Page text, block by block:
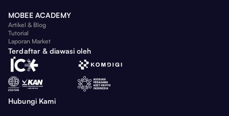
MOBEE ACADEMY
Artikel & Blog
Tutorial
Laporan Market
Terdaftar & diawasi oleh
Hubungi Kami